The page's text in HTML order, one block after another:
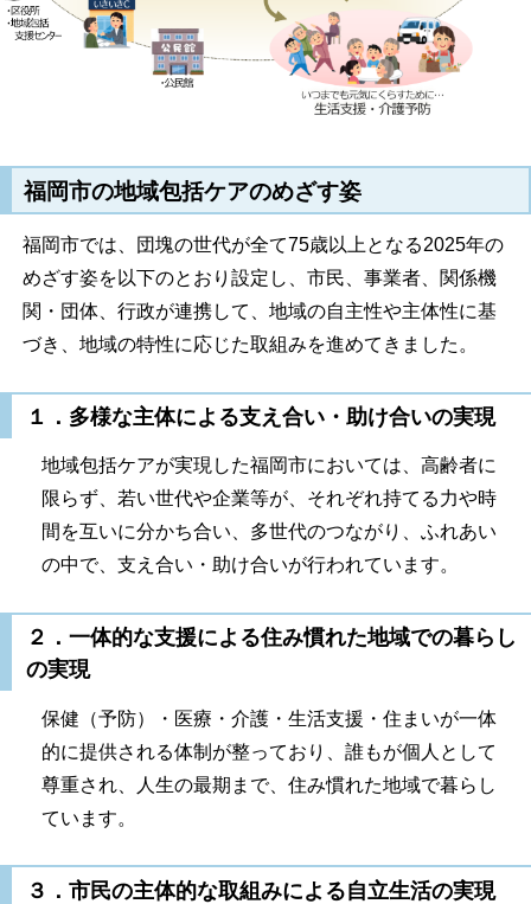
福岡市の地域包括ケアのめざす姿
福岡市では、団塊の世代が全て75歳以上となる2025年の
めざす姿を以下のとおり設定し、市民、事業者、関係機
関・団体、行政が連携して、地域の自主性や主体性に基
づき、地域の特性に応じた取組みを進めてきました。
１．多様な主体による支え合い・助け合いの実現
地域包括ケアが実現した福岡市においては、高齢者に
限らず、若い世代や企業等が、それぞれ持てる力や時
間を互いに分かち合い、多世代のつながり、ふれあい
の中で、支え合い・助け合いが行われています。
２．一体的な支援による住み慣れた地域での暮らし
の実現
保健（予防）・医療・介護・生活支援・住まいが一体
的に提供される体制が整っており、誰もが個人として
尊重され、人生の最期まで、住み慣れた地域で暮らし
ています。
３．市民の主体的な取組みによる自立生活の実現